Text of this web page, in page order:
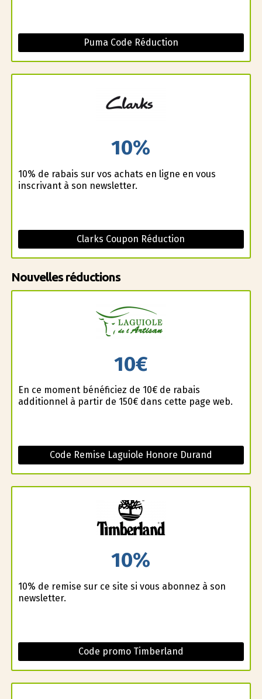
Puma Code Réduction
10%
10% de rabais sur vos achats en ligne en vous
inscrivant à son newsletter.
Clarks Coupon Réduction
Nouvelles réductions
10€
En ce moment bénéficiez de 10€ de rabais
additionnel à partir de 150€ dans cette page web.
Code Remise Laguiole Honore Durand
10%
10% de remise sur ce site si vous abonnez à son
newsletter.
Code promo Timberland